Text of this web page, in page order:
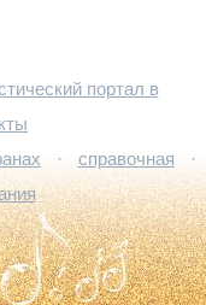
портал в
· справочная
·